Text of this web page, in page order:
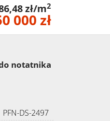
zł/m2
000 zł
notatnika
PFN-DS-2497